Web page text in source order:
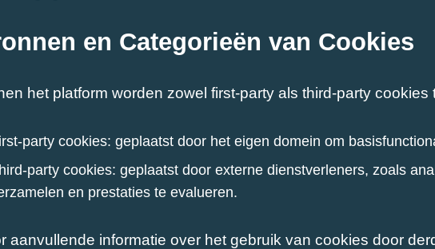
en Categorieën van Cookies
het platform worden zowel first-party als third-party cookies
party cookies: geplaatst door het eigen domein om
party cookies: geplaatst door externe dienstverleners, zoals
en prestaties te evalueren.
aanvullende informatie over het gebruik van cookies door